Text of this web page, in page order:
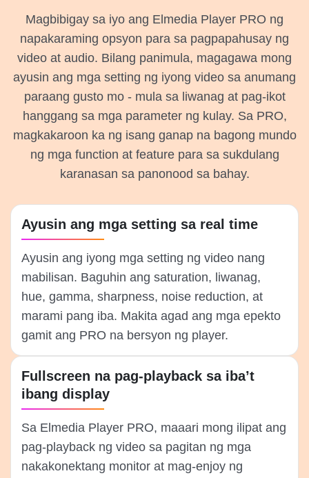
Magbibigay sa iyo ang Elmedia Player PRO ng
napakaraming opsyon para sa pagpapahusay ng
video at audio. Bilang panimula, magagawa mong
ayusin ang mga setting ng iyong video sa anumang
paraang gusto mo - mula sa liwanag at pag-ikot
hanggang sa mga parameter ng kulay. Sa PRO,
magkakaroon ka ng isang ganap na bagong mundo
ng mga function at feature para sa sukdulang
karanasan sa panonood sa bahay.
Ayusin ang mga setting sa real time
Ayusin ang iyong mga setting ng video nang
mabilisan. Baguhin ang saturation, liwanag,
hue, gamma, sharpness, noise reduction, at
marami pang iba. Makita agad ang mga epekto
gamit ang PRO na bersyon ng player.
Fullscreen na pag-playback sa iba’t
ibang display
Sa Elmedia Player PRO, maaari mong ilipat ang
pag-playback ng video sa pagitan ng mga
nakakonektang monitor at mag-enjoy ng